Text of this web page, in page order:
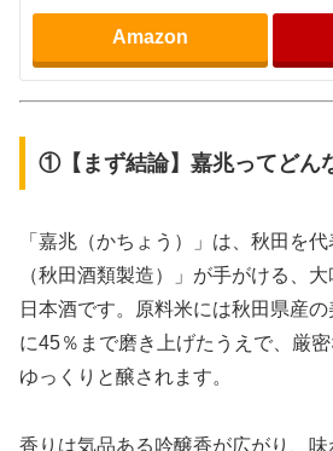
Amazon
①【まず結論】嘉兆ってどん
「嘉兆（かちょう）」は、秋田を
（秋田酒類製造）」が手がける、
日本酒です。原料米には秋田県産
に45％まで磨き上げたうえで、厳
ゆっくりと醸されます。
香りは気品ある吟醸香が広がり、